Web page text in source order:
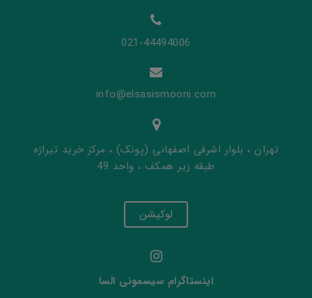
021-44494006
info@elsasismooni.com
تهران ، بلوار اشرفی اصفهانی (پونک) ، مرکز خرید تیراژه
طبقه زیر همکف ، واحد 49
لوکیشن
اینستاگرام سیسمونی السا